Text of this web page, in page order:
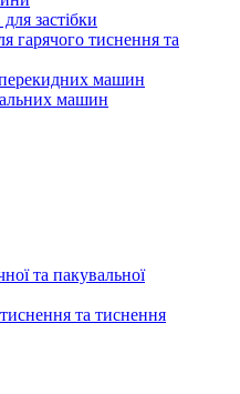
для застібки
гарячого тиснення та
машин
машин
та пакувальної
та тиснення